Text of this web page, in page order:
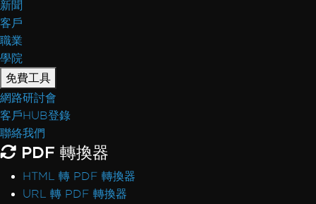
新聞
客戶
職業
學院
免費工具
網路研討會
客戶HUB登錄
聯絡我們
PDF 轉換器
HTML 轉 PDF 轉換器
URL 轉 PDF 轉換器